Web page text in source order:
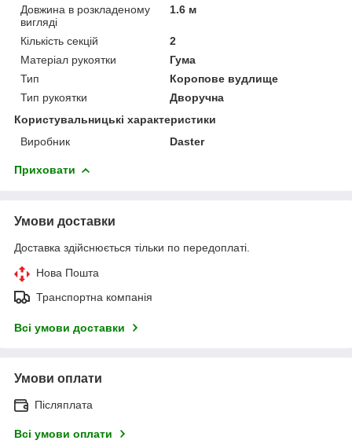
Довжина в розкладеному
вигляді
1.6 м
Кількість секцій
2
Матеріал рукоятки
Гума
Тип
Коропове вудлище
Тип рукоятки
Дворучна
Користувальницькі характеристики
Виробник
Daster
Приховати
Умови доставки
Доставка здійснюється тільки по передоплаті.
Нова Пошта
Транспортна компанія
Всі умови доставки
Умови оплати
Післяплата
Всі умови оплати